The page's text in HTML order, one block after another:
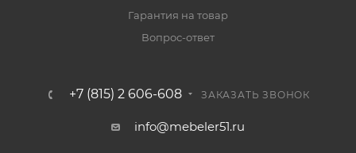
Гарантия на товар
Вопрос-ответ
+7 (815) 2 606-608 ЗАКАЗАТЬ ЗВОНОК
info@mebeler51.ru